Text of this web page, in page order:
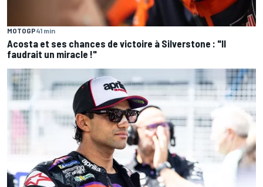
MOTOGP41 min
Acosta et ses chances de victoire à Silverstone : "Il
faudrait un miracle !"